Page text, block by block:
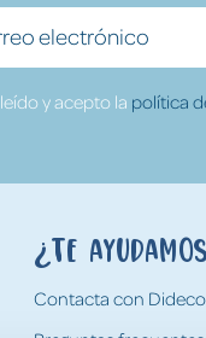
y acepto la política
¿Te
Contacta con Dideco